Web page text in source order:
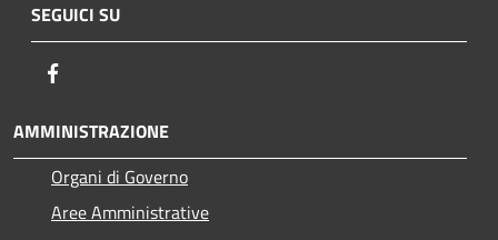
SEGUICI SU
AMMINISTRAZIONE
Organi di Governo
Aree Amministrative